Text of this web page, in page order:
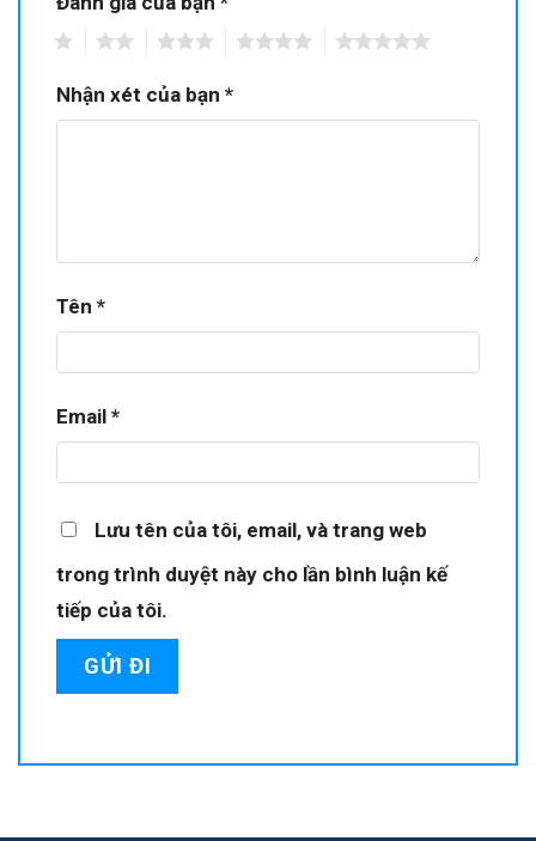
Nhận xét của bạn *
Tên *
Email *
Lưu tên của tôi, email, và trang web
trong trình duyệt này cho lần bình luận kế
tiếp của tôi.